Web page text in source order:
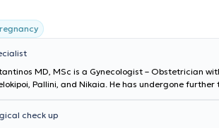
MD, MSc is a Gynecologist – Obstetrician
Pallini, and Nikaia. He has undergone further
reproduction and cervical pathology at the
and "Alexandra." Currently, he manages
check up